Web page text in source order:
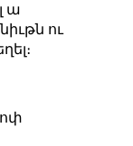
ա
ու